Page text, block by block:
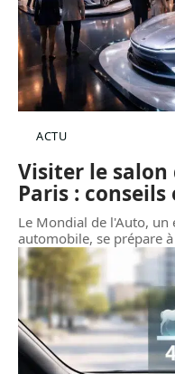
ACTU
Visiter le salon
Paris :
Le Mondial de l'Auto, un
automobile, se prépare